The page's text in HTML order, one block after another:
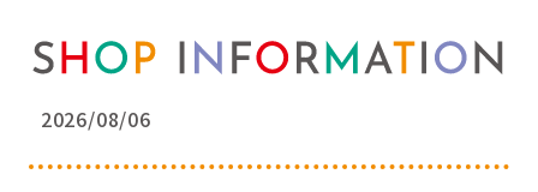
2026/08/06